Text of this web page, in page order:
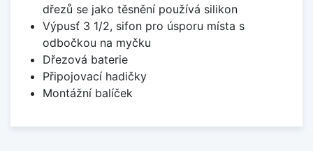
dřezů se jako těsnění používá silikon
Výpusť 3 1/2, sifon pro úsporu místa s
odbočkou na myčku
Dřezová baterie
Připojovací hadičky
Montážní balíček